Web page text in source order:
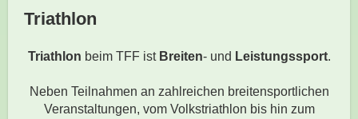
Triathlon
Triathlon beim TFF ist Breiten- und Leistungssport.
Neben Teilnahmen an zahlreichen breitensportlichen
Veranstaltungen, vom Volkstriathlon bis hin zum